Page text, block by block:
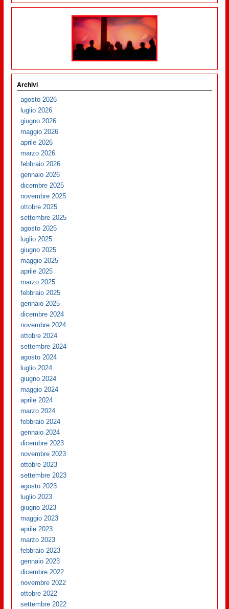
Archivi
agosto 2026
luglio 2026
giugno 2026
maggio 2026
aprile 2026
marzo 2026
febbraio 2026
gennaio 2026
dicembre 2025
novembre 2025
ottobre 2025
settembre 2025
agosto 2025
luglio 2025
giugno 2025
maggio 2025
aprile 2025
marzo 2025
febbraio 2025
gennaio 2025
dicembre 2024
novembre 2024
ottobre 2024
settembre 2024
agosto 2024
luglio 2024
giugno 2024
maggio 2024
aprile 2024
marzo 2024
febbraio 2024
gennaio 2024
dicembre 2023
novembre 2023
ottobre 2023
settembre 2023
agosto 2023
luglio 2023
giugno 2023
maggio 2023
aprile 2023
marzo 2023
febbraio 2023
gennaio 2023
dicembre 2022
novembre 2022
ottobre 2022
settembre 2022